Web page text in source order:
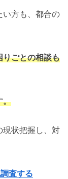
い方も、都合の
りごとの相談も
。
現状把握し、対
査する